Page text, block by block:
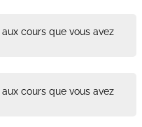
cours que vous avez
cours que vous avez